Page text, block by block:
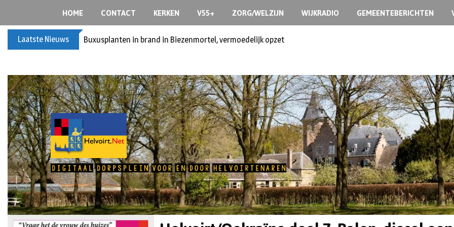
HOME CONTACT KERKEN V55+ ZORG/WELZIJN WIJKRADIO GEMEENTEBERICHTEN
Laatste Nieuws Buxusplanten in brand in Biezenmortel, vermoedelijk opzet